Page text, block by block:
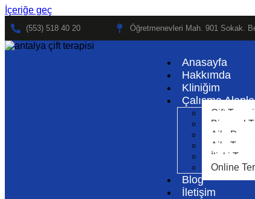
İçeriğe geç
(553) 518 40 20 Öğretmenevleri Mah. 901 Sokak.
Anasayfa
Hakkımda
Kliniğim
Çalışma
Çift
Bireysel
Aile
Aile
İlişki
Online
Blog
İletişim